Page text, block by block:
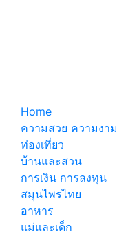
Home
ความสวย ความงาม
ท่องเที่ยว
บ้านและสวน
การเงิน การลงทุน
สมุนไพรไทย
อาหาร
แม่และเด็ก